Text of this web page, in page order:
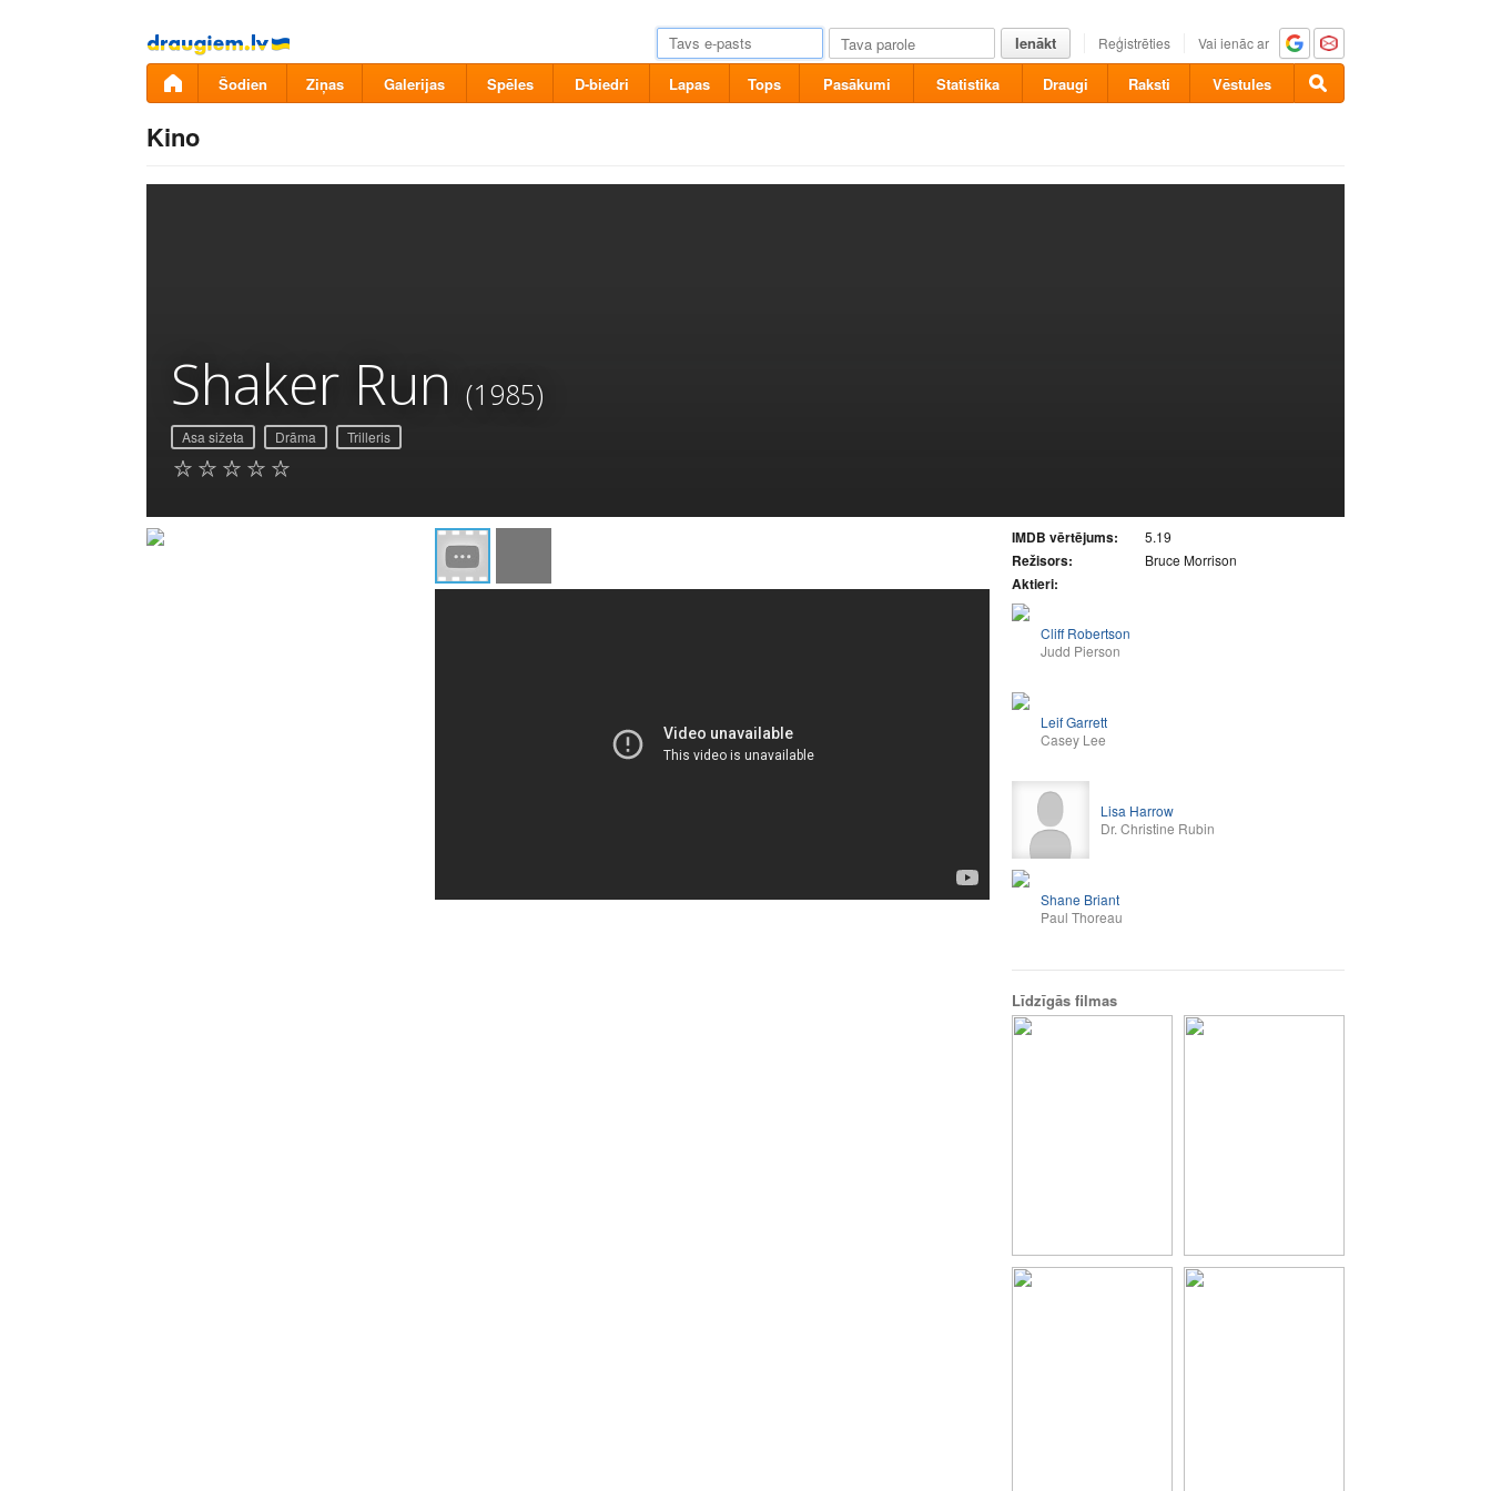
Pāriet
uz
saturu
Ienākt Reģistrēties Vai ienāc ar
Šodien Ziņas Galerijas Spēles D-biedri Lapas Tops Pasākumi Statistika Draugi Raksti Vēstules
Kino
Shaker Run (1985)
Asa sižeta Drāma Trilleris
IMDB vērtējums: 5.19
Režisors: Bruce Morrison
Aktieri:
Cliff Robertson
Judd Pierson
Leif Garrett
Casey Lee
Lisa Harrow
Dr. Christine Rubin
Shane Briant
Paul Thoreau
Līdzīgās filmas